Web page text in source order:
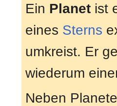
Ein Planet ist
eines Sterns
umkreist. Er
wiederum
Neben